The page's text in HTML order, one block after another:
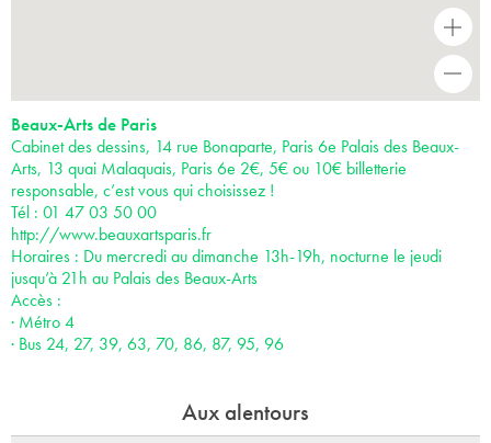
+
Beaux-Arts de Paris
Cabinet des dessins, 14 rue Bonaparte, Paris 6e Palais des Beaux-
Arts, 13 quai Malaquais, Paris 6e 2€, 5€ ou 10€ billetterie
responsable, c’est vous qui choisissez !
Tél : 01 47 03 50 00
http://www.beauxartsparis.fr
Horaires : Du mercredi au dimanche 13h-19h, nocturne le jeudi
jusqu’à 21h au Palais des Beaux-Arts
Accès :
· Métro 4
· Bus 24, 27, 39, 63, 70, 86, 87, 95, 96
Aux alentours